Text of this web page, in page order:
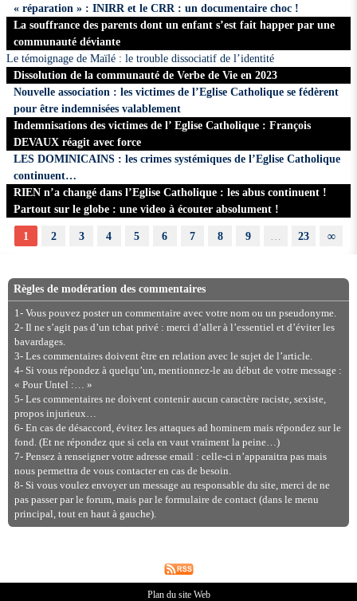
« réparation » : INIRR et le CRR : un documentaire choc !
La souffrance des parents dont un enfant s’est fait happer par une
communauté déviante
Le témoignage de Maïlé : le trouble dissociatif de l’identité
Dissolution de la communauté de Verbe de Vie en 2023
Nouvelle association : les victimes de l’Eglise Catholique se fédèrent
pour être indemnisées valablement
Indemnisations des victimes de l’ Eglise Catholique : François
DEVAUX réagit avec force
LES DOMINICAINS : les crimes systémiques de l’Eglise Catholique
continuent…
RIEN n’a changé dans l’Eglise Catholique : les abus continuent !
Partout sur le globe : une video à écouter absolument !
1 2 3 4 5 6 7 8 9 23 ∞
Règles de modération des commentaires
1- Vous pouvez poster un commentaire avec votre nom ou un pseudonyme.
2- Il ne s’agit pas d’un tchat privé : merci d’aller à l’essentiel et d’éviter les
bavardages.
3- Les commentaires doivent être en relation avec le sujet de l’article.
4- Si vous répondez à quelqu’un, mentionnez-le au début de votre message :
« Pour Untel :… »
5- Les commentaires ne doivent contenir aucun caractère raciste, sexiste,
propos injurieux…
6- En cas de désaccord, évitez les attaques ad hominem mais répondez sur le
fond. (Et ne répondez que si cela en vaut vraiment la peine…)
7- Pensez à renseigner votre adresse email : celle-ci n’apparaitra pas mais
nous permettra de vous contacter en cas de besoin.
8- Si vous voulez envoyer un message au responsable du site, merci de ne
pas passer par le forum, mais par le formulaire de contact (dans le menu
principal, tout en haut à gauche).
Plan du site Web